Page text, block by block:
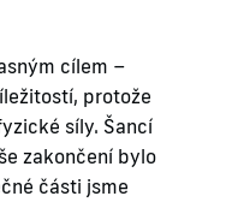
cílem –
protože
síly. Šancí
zakončení bylo
části jsme